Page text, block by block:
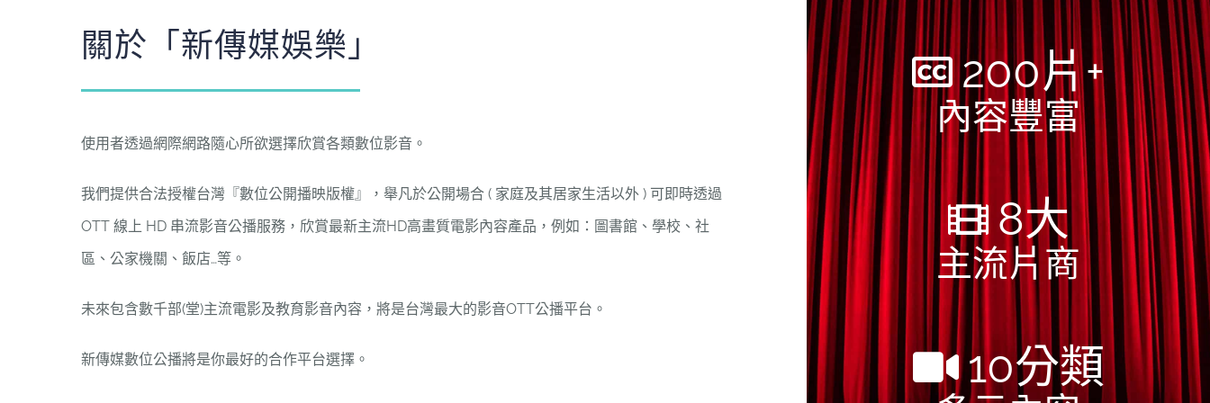
關於「新傳媒娛樂」
使用者透過網際網路隨心所欲選擇欣賞各類數位影音。
我們提供合法授權台灣『數位公開播映版權』，舉凡於公開場合 ( 家庭及其居家生活以外 ) 可即時透過
OTT 線上 HD 串流影音公播服務，欣賞最新主流HD高畫質電影內容產品，例如：圖書館、學校、社
區、公家機關、飯店…等。
未來包含數千部(堂)主流電影及教育影音內容，將是台灣最大的影音OTT公播平台。
新傳媒數位公播將是你最好的合作平台選擇。
200片+
內容豐富
8大
主流片商
10分類